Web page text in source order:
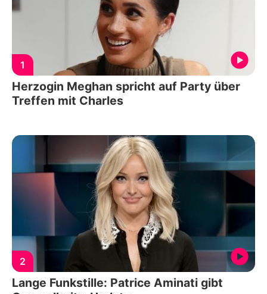
1
Herzogin Meghan spricht auf Party über
Treffen mit Charles
2
Lange Funkstille: Patrice Aminati gibt